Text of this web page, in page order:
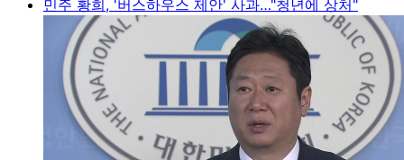
민주 황희, '버스하우스 제안' 사과…"청년에 상처"